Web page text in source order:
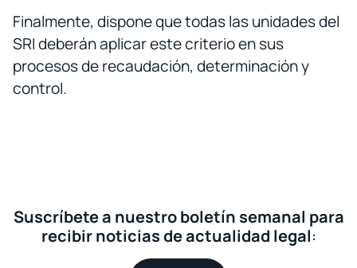
Finalmente, dispone que todas las unidades del
SRI deberán aplicar este criterio en sus
procesos de recaudación, determinación y
control.
Suscríbete a nuestro boletín semanal para
recibir noticias de actualidad legal: